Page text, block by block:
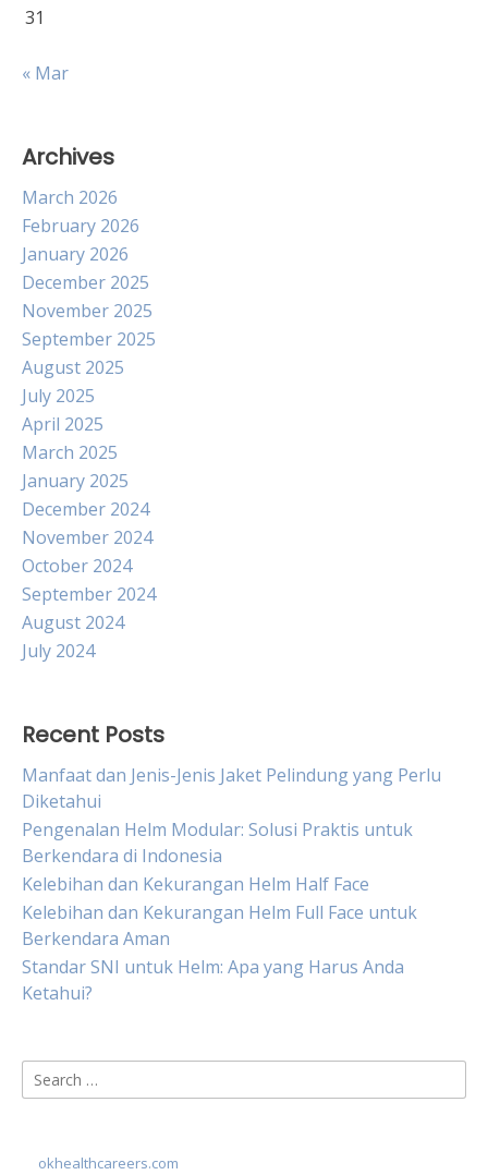
31
« Mar
Archives
March 2026
February 2026
January 2026
December 2025
November 2025
September 2025
August 2025
July 2025
April 2025
March 2025
January 2025
December 2024
November 2024
October 2024
September 2024
August 2024
July 2024
Recent Posts
Manfaat dan Jenis-Jenis Jaket Pelindung yang Perlu
Diketahui
Pengenalan Helm Modular: Solusi Praktis untuk
Berkendara di Indonesia
Kelebihan dan Kekurangan Helm Half Face
Kelebihan dan Kekurangan Helm Full Face untuk
Berkendara Aman
Standar SNI untuk Helm: Apa yang Harus Anda
Ketahui?
Search
for:
okhealthcareers.com